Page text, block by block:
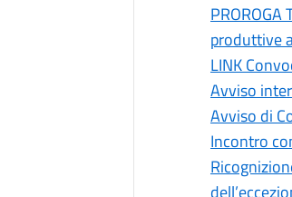
produttive
LINK
Avviso
Avviso di
Incontro